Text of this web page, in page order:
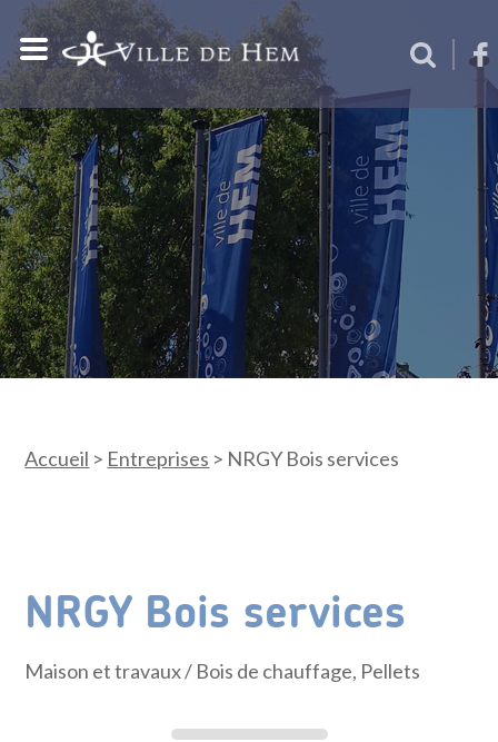
Accueil > Entreprises > NRGY Bois services
NRGY Bois services
Maison et travaux/ Bois de chauffage, Pellets